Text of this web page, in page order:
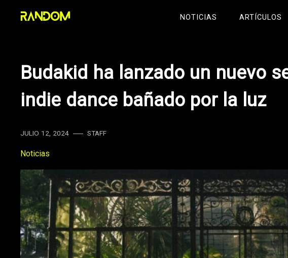
NOTICIAS ARTÍCULOS
Budakid ha lanzado un nuevo
indie dance bañado por la luz
JULIO 12, 2024 STAFF
Noticias